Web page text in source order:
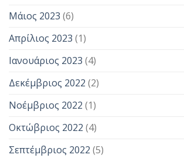
Μάιος 2023 (6)
Απρίλιος 2023 (1)
Ιανουάριος 2023 (4)
Δεκέμβριος 2022 (2)
Νοέμβριος 2022 (1)
Οκτώβριος 2022 (4)
Σεπτέμβριος 2022 (5)